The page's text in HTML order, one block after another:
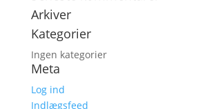
Arkiver
Kategorier
Ingen kategorier
Meta
Log ind
Indlægsfeed